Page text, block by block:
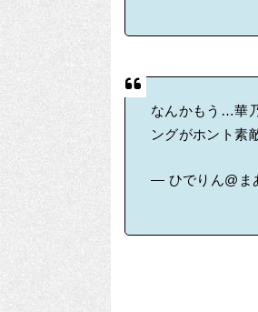
なんかもう…華
ングがホント素
— ひでりん@ま